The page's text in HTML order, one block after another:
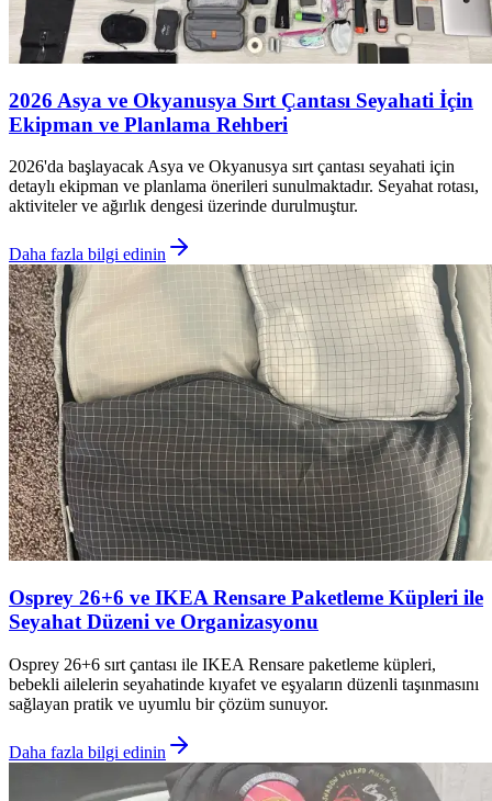
2026 Asya ve Okyanusya Sırt Çantası Seyahati İçin
Ekipman ve Planlama Rehberi
2026'da başlayacak Asya ve Okyanusya sırt çantası seyahati için
detaylı ekipman ve planlama önerileri sunulmaktadır. Seyahat rotası,
aktiviteler ve ağırlık dengesi üzerinde durulmuştur.
Daha fazla bilgi edinin
Osprey 26+6 ve IKEA Rensare Paketleme Küpleri ile
Seyahat Düzeni ve Organizasyonu
Osprey 26+6 sırt çantası ile IKEA Rensare paketleme küpleri,
bebekli ailelerin seyahatinde kıyafet ve eşyaların düzenli taşınmasını
sağlayan pratik ve uyumlu bir çözüm sunuyor.
Daha fazla bilgi edinin